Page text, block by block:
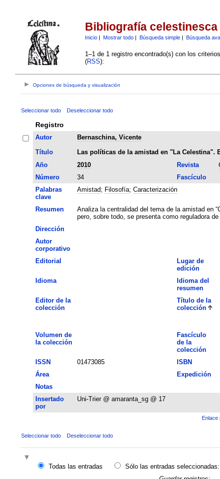
Bibliografía celestinesca
Inicio| Mostrar todo| Búsqueda simple| Búsqueda
1–1 de 1 registro encontrado(s) con los
(RSS):
Opciones de búsqueda y visualización
Seleccionar todo Deseleccionar todo
Registro
Autor
Bernaschina, Vicente
Título
Las políticas de la amistad en "La Celestina".
Año
2010 Revista
Número
34
Fascículo
Palabras
clave
Amistad; Filosofía; Caracterización
Resumen
Analiza la centralidad del tema de la amistad en
pero, sobre todo, se presenta como reguladora
Dirección
Autor
corporativo
Editorial
Lugar de
edición
Idioma
Idioma del
resumen
Editor de la
colección
Título de la
colección
Volumen de
la colección
Fascículo
de la
colección
ISSN
01473085
ISBN
Área
Expedición
Notas
Insertado
por
Uni-Trier @ amaranta_sg @ 17
Enlace
Seleccionar todo Deseleccionar todo
Todas las entradas
Sólo las entradas seleccionadas: